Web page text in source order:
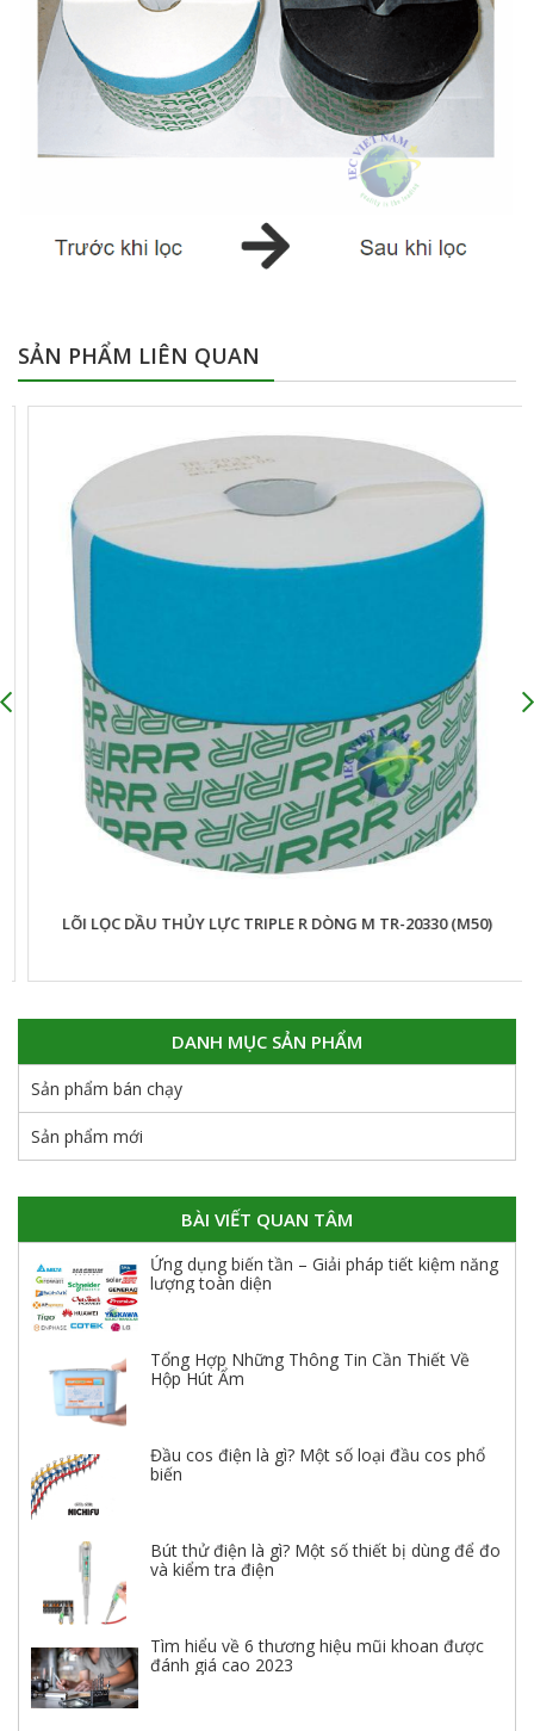
SẢN PHẨM LIÊN QUAN
LÕI LỌC DẦU THỦY LỰC TAISEI KOGYO DÒNG UM (FILTER
DANH MỤC SẢN PHẨM
Sản phẩm bán chạy
Sản phẩm mới
BÀI VIẾT QUAN TÂM
Ứng dụng biến tần – Giải pháp tiết kiệm năng
lượng toàn diện
Tổng Hợp Những Thông Tin Cần Thiết Về
Hộp Hút Ẩm
Đầu cos điện là gì? Một số loại đầu cos phổ
biến
Bút thử điện là gì? Một số thiết bị dùng để đo
và kiểm tra điện
Tìm hiểu về 6 thương hiệu mũi khoan được
đánh giá cao 2023